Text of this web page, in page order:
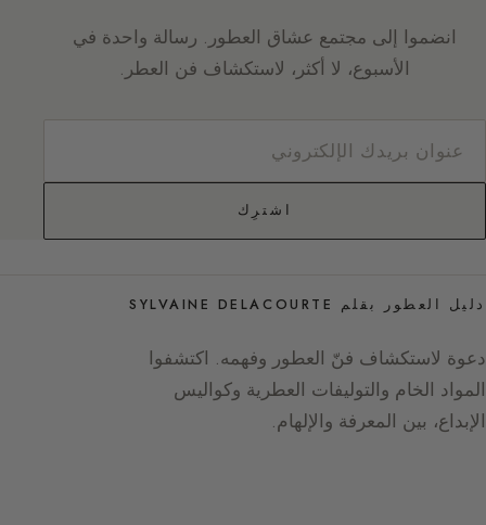
انضموا إلى مجتمع عشاق العطور. رسالة واحدة في
الأسبوع، لا أكثر، لاستكشاف فن العطر.
اشترِك
دليل العطور بقلم SYLVAINE DELACOURTE
دعوة لاستكشاف فنّ العطور وفهمه. اكتشفوا
المواد الخام والتوليفات العطرية وكواليس
الإبداع، بين المعرفة والإلهام.